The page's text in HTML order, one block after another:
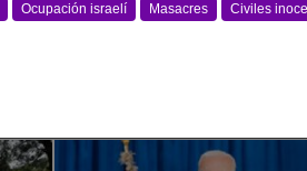
Ocupación israelí Masacres Civiles